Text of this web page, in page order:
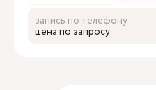
запись по телефону
цена по запросу